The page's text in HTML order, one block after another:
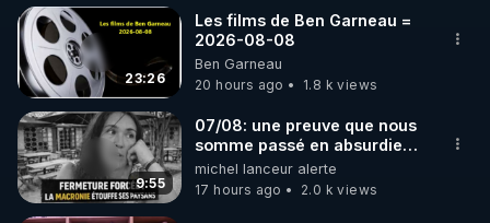
23:26
Les films de Ben Garneau =
2026-08-08
Ben Garneau
20 hours ago
1.8 k views
9:55
07/08: une preuve que nous
somme passé en absurdie
une dictature qui veut faire
taire ses opposant !
michel lanceur alerte
17 hours ago
2.0 k views